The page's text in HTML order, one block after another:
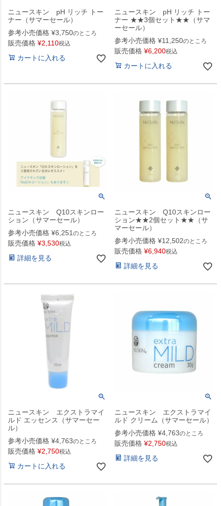
ニュースキン pH リッチ トー
ナー（サマーセール）
参考小売価格 ¥3,750のところ
販売価格 ¥2,110税込
カートに入れる
ニュースキン pH リッチ トー
ナー ★★3個セット★★（サマ
ーセール）
参考小売価格 ¥11,250のところ
販売価格 ¥6,200税込
カートに入れる
ニュースキン Q10スキンロー
ション（サマーセール）
参考小売価格 ¥6,251 のところ
販売価格 ¥3,530税込
詳細を見る
ニュースキン Q10スキンロー
ション★★2個セット★★（サ
マーセール）
参考小売価格 ¥12,502のところ
販売価格 ¥6,940税込
詳細を見る
ニュースキン エクストラマイ
ルド エッセンス（サマーセー
ル）
参考小売価格 ¥4,763のところ
販売価格 ¥2,750税込
カートに入れる
ニュースキン エクストラマイ
ルド クリーム（サマーセール）
参考小売価格 ¥4,763のところ
販売価格 ¥2,750税込
詳細を見る